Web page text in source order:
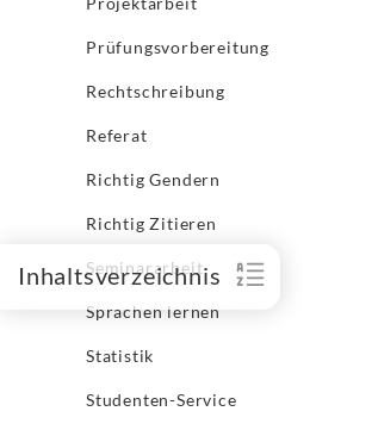
Prüfungsvorbereitung
Rechtschreibung
Referat
Richtig Gendern
Richtig Zitieren
Seminararbeit
Sprachen lernen
Statistik
Studenten-Service
Inhaltsverzeichnis